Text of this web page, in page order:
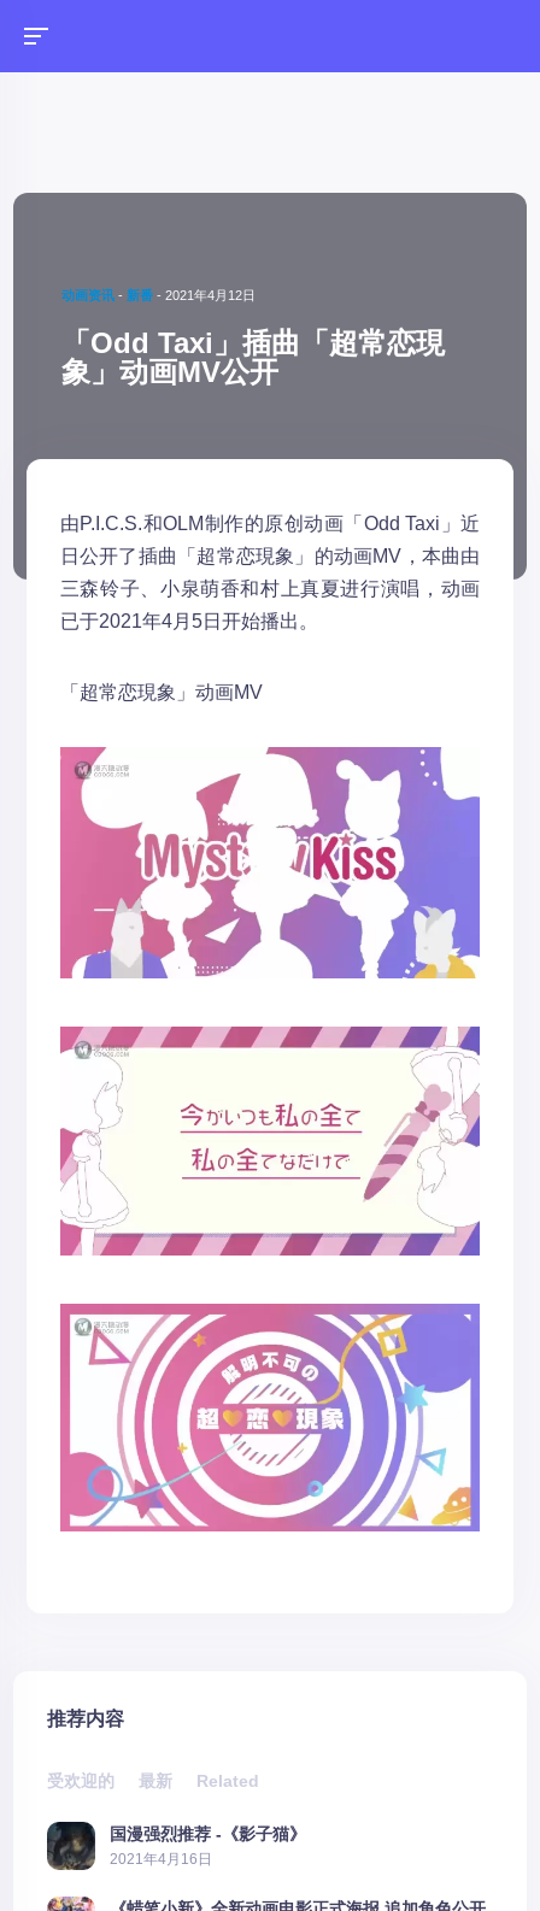
动画资讯 -新番 -2021年4月12日
「Odd Taxi」插曲「超常恋現
象」动画MV公开
由P.I.C.S.和OLM制作的原创动画「Odd Taxi」近
日公开了插曲「超常恋現象」的动画MV，本曲由
三森铃子、小泉萌香和村上真夏进行演唱，动画
已于2021年4月5日开始播出。
「超常恋現象」动画MV
推荐内容
受欢迎的 最新 Related
国漫强烈推荐 -《影子猫》
2021年4月16日